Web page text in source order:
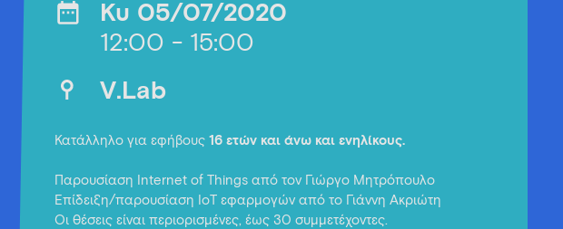
Κυ 05/07/2020
12:00 - 15:00
V.Lab
Κατάλληλο για εφήβους 16 ετών και άνω και ενηλίκους.
Παρουσίαση Internet of Things από τον Γιώργο Μητρόπουλο
Επίδειξη/παρουσίαση IoT εφαρμογών από το Γιάννη Ακριώτη
Οι θέσεις είναι περιορισμένες, έως 30 συμμετέχοντες.